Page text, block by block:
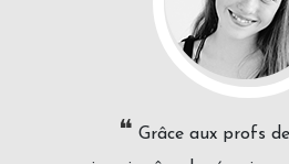
❝ Grâce aux profs